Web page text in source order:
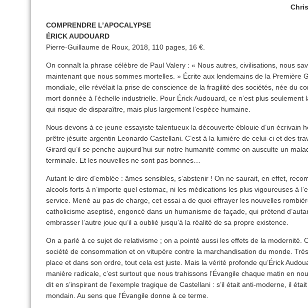
COMPRENDRE L’APOCALYPSE
ÉRICK AUDOUARD
Pierre-Guillaume de Roux, 2018, 110 pages, 16 €.
On connaît la phrase célèbre de Paul Valery : « Nous autres, civilisations, nous
maintenant que nous sommes mortelles. » Écrite aux lendemains de la Première
mondiale, elle révélait la prise de conscience de la fragilité des sociétés, née du
mort donnée à l’échelle industrielle. Pour Érick Audouard, ce n’est plus seulement
qui risque de disparaître, mais plus largement l’espèce humaine.
Nous devons à ce jeune essayiste talentueux la découverte éblouie d’un écrivain
prêtre jésuite argentin Leonardo Castellani. C’est à la lumière de celui-ci et des
Girard qu’il se penche aujourd’hui sur notre humanité comme on ausculte un
terminale. Et les nouvelles ne sont pas bonnes…
Autant le dire d’emblée : âmes sensibles, s’abstenir ! On ne saurait, en effet,
alcools forts à n’importe quel estomac, ni les médications les plus vigoureuses à
service. Mené au pas de charge, cet essai a de quoi effrayer les nouvelles
catholicisme aseptisé, engoncé dans un humanisme de façade, qui prétend
embrasser l’autre joue qu’il a oublié jusqu’à la réalité de sa propre existence.
On a parlé à ce sujet de relativisme ; on a pointé aussi les effets de la modernité.
société de consommation et on vitupère contre la marchandisation du monde.
place et dans son ordre, tout cela est juste. Mais la vérité profonde qu’Érick
manière radicale, c’est surtout que nous trahissons l’Évangile chaque matin en
dit en s’inspirant de l’exemple tragique de Castellani : s’il était anti-moderne, il
mondain. Au sens que l’Évangile donne à ce terme.